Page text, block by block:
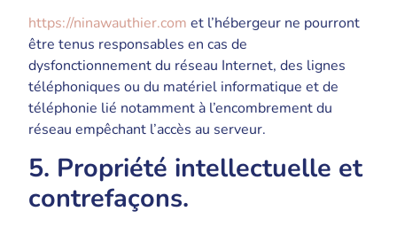
https://ninawauthier.com et l’hébergeur ne pourront
être tenus responsables en cas de
dysfonctionnement du réseau Internet, des lignes
téléphoniques ou du matériel informatique et de
téléphonie lié notamment à l’encombrement du
réseau empêchant l’accès au serveur.
5. Propriété intellectuelle et
contrefaçons.